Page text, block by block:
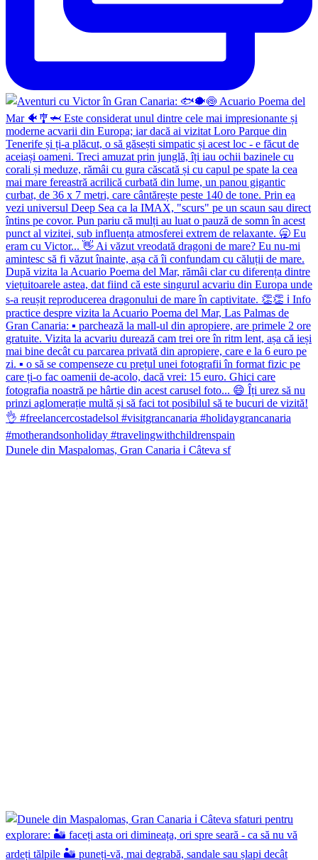
Dunele din Maspalomas, Gran Canaria ℹ️ Câteva sf